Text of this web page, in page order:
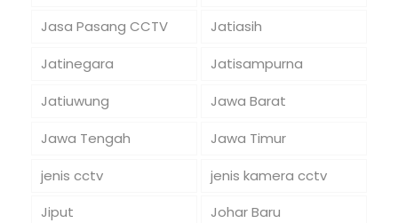
Jasa Pasang CCTV
Jatiasih
Jatinegara
Jatisampurna
Jatiuwung
Jawa Barat
Jawa Tengah
Jawa Timur
jenis cctv
jenis kamera cctv
Jiput
Johar Baru